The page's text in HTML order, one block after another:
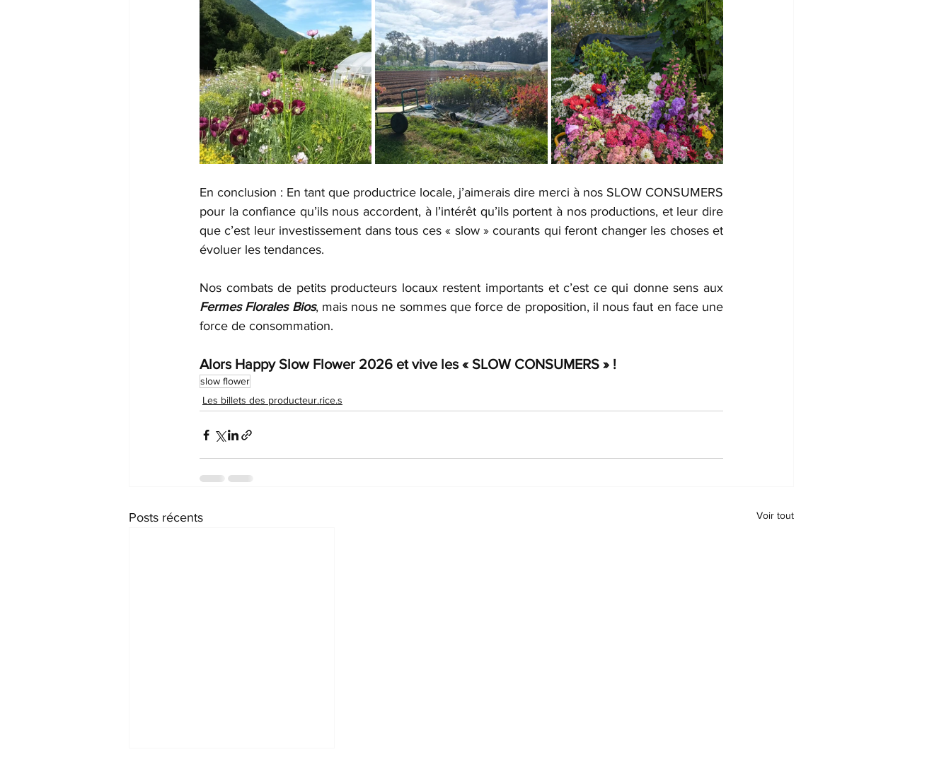
En conclusion : En tant que productrice locale, j’aimerais dire merci à nos SLOW CONSUMERS
pour la confiance qu’ils nous accordent, à l’intérêt qu’ils portent à nos productions, et leur dire
que c’est leur investissement dans tous ces « slow » courants qui feront changer les choses et
évoluer les tendances.
Fermes Florales Bios, mais nous ne sommes que force de proposition, il nous faut en face une
force de consommation.
Alors Happy Slow Flower 2026 et vive les « SLOW CONSUMERS » !
slow flower
Les billets des producteur.rice.s
Posts récents Voir tout